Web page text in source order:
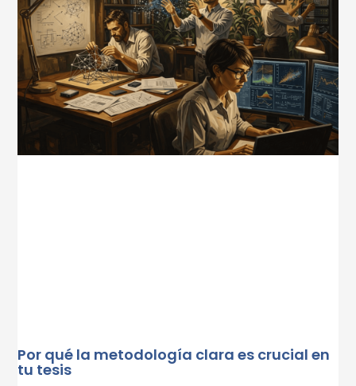
Por qué la metodología clara es crucial en
tu tesis